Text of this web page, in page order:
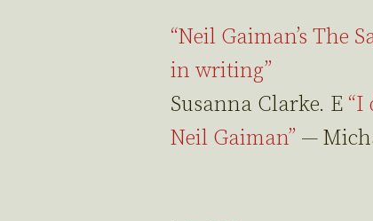
“Neil Gaiman’s The
in writing”
Susanna Clarke. E “I
Neil Gaiman” —